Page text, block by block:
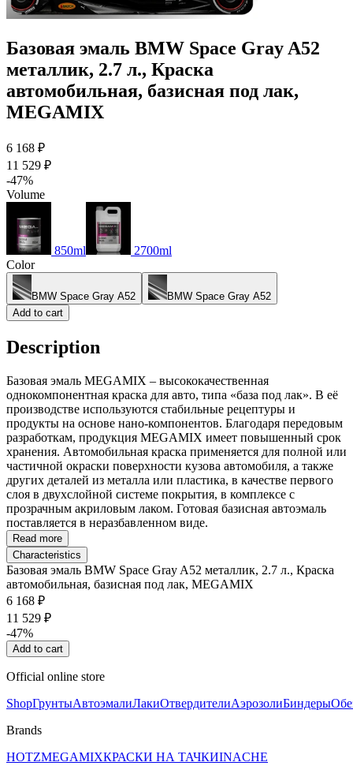
Базовая эмаль BMW Space Gray A52
металлик, 2.7 л., Краска
автомобильная, базисная под лак,
MEGAMIX
6 168 ₽
11 529 ₽
-47%
Volume
850ml
2700ml
Color
BMW Space Gray A52
BMW Space Gray A52
Add to cart
Description
Базовая эмаль MEGAMIX – высококачественная
однокомпонентная краска для авто, типа «база под лак». В её
производстве используются стабильные рецептуры и
продукты на основе нано-компонентов. Благодаря передовым
разработкам, продукция MEGAMIX имеет повышенный срок
хранения. Автомобильная краска применяется для полной или
частичной окраски поверхности кузова автомобиля, а также
других деталей из металла или пластика, в качестве первого
слоя в двухслойной системе покрытия, в комплексе с
прозрачным акриловым лаком. Готовая базисная автоэмаль
поставляется в неразбавленном виде.
Read more
Characteristics
Базовая эмаль BMW Space Gray A52 металлик, 2.7 л., Краска
автомобильная, базисная под лак, MEGAMIX
6 168 ₽
11 529 ₽
-47%
Add to cart
Official online store
ShopГрунтыАвтоэмалиЛакиОтвердителиАэрозолиБиндеры
Brands
HOTZMEGAMIXКРАСКИ НА ТАЧКИINACHE